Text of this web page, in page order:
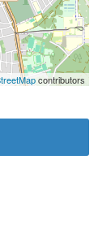
contributors